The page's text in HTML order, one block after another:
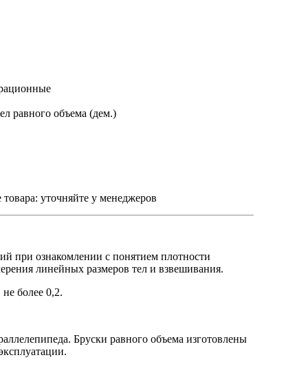
равного объема (дем.)
уточняйте у менеджеров
при ознакомлении с понятием плотности
линейных размеров тел и взвешивания.
более 0,2.
Бруски равного объема изготовлены